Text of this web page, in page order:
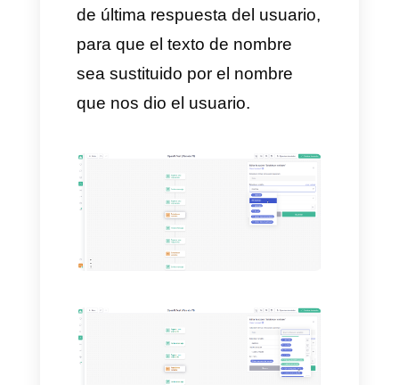
Luego vamos a crear el
primer mensaje que será
nombre.